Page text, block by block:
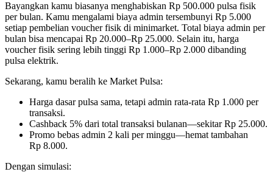
Bayangkan kamu biasanya menghabiskan Rp 500.000 pulsa fisik
per bulan. Kamu mengalami biaya admin tersembunyi Rp 5.000
setiap pembelian voucher fisik di minimarket. Total biaya admin per
bulan bisa mencapai Rp 20.000–Rp 25.000. Selain itu, harga
voucher fisik sering lebih tinggi Rp 1.000–Rp 2.000 dibanding
pulsa elektrik.
Sekarang, kamu beralih ke Market Pulsa:
Harga dasar pulsa sama, tetapi admin rata‑rata Rp 1.000 per
transaksi.
Cashback 5% dari total transaksi bulanan—sekitar Rp 25.000.
Promo bebas admin 2 kali per minggu—hemat tambahan
Rp 8.000.
Dengan simulasi: